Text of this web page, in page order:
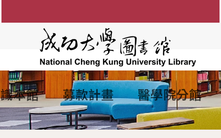
本館 募款計畫 醫學院分館
館藏目錄
新書通報
電子
博碩士論
電子資源服務
圖書服務
參考諮詢服務
防範掠奪性出版陷阱
館藏資源利用
學術影響力&研究者
FAQ
讀者留言板
圖書館館徽
歷任館長
組織架構
各組業務